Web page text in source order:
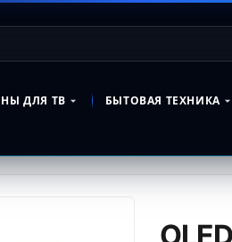
ДЛЯ ТВ БЫТОВАЯ ТЕХНИКА